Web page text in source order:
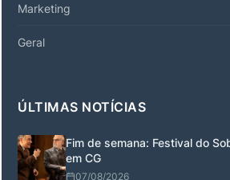
Marketing
Geral
ÚLTIMAS NOTÍCIAS
Fim de semana: Festival do
em CG
07/08/2026